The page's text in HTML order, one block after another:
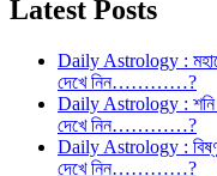
Latest Posts
Daily Astrology :
দেখে নিন…………?
Daily Astrology : শনি
দেখে নিন…………?
Daily Astrology :
দেখে নিন…………?